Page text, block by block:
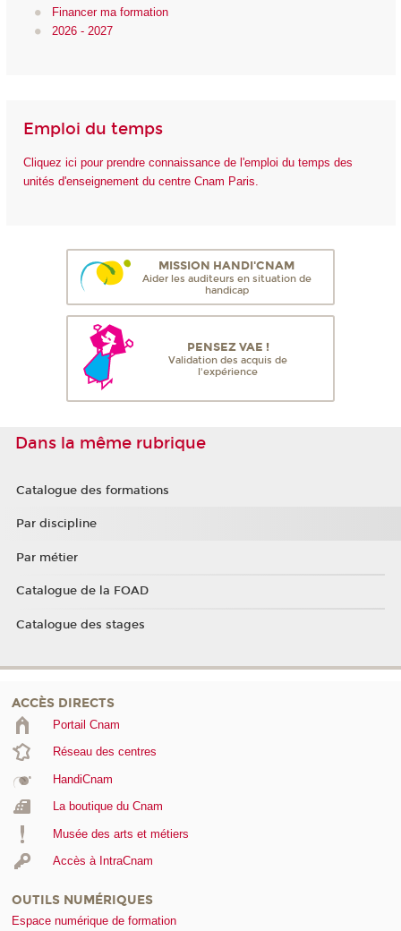
Financer ma formation
2026 - 2027
Emploi du temps
Cliquez ici pour prendre connaissance de l'emploi du temps des
unités d'enseignement du centre Cnam Paris.
MISSION HANDI'CNAM
Aider les auditeurs en situation de
handicap
PENSEZ VAE !
Validation des acquis de
l'expérience
Dans la même rubrique
Catalogue des formations
Par discipline
Par métier
Catalogue de la FOAD
Catalogue des stages
ACCÈS DIRECTS
Portail Cnam
Réseau des centres
HandiCnam
La boutique du Cnam
Musée des arts et métiers
Accès à IntraCnam
OUTILS NUMÉRIQUES
Espace numérique de formation